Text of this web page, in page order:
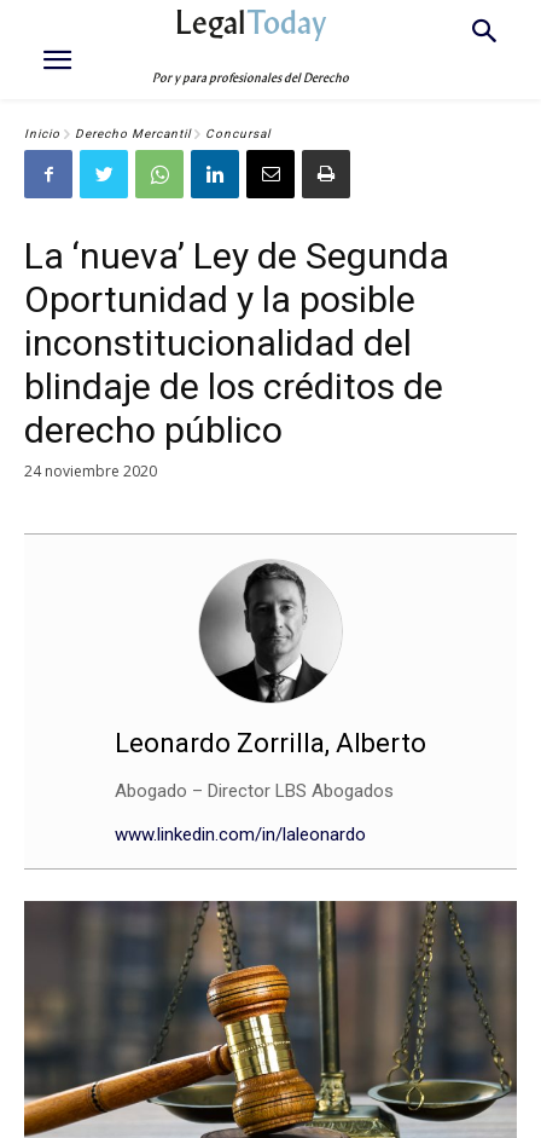
LegalToday
Por y para profesionales del Derecho
Inicio Derecho Mercantil Concursal
La ‘nueva’ Ley de Segunda
Oportunidad y la posible
inconstitucionalidad del
blindaje de los créditos de
derecho público
24 noviembre 2020
Leonardo Zorrilla, Alberto
Abogado – Director LBS Abogados
www.linkedin.com/in/laleonardo